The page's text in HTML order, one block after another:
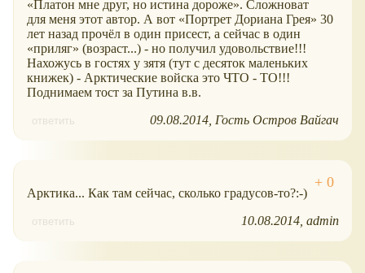
Платон мне друг, но истина дороже . Сложноват
для меня этот автор. А вот
Портрет Дориана Грея
30
лет назад прочёл в один присест, а сейчас в один
приляг
(возраст...) - но получил удовольствие!!!
Нахожусь в гостях у зятя (тут с десяток маленьких
книжек) - Арктические войска это ЧТО - ТО!!!
Поднимаем тост за Путина в.в.
ответить 09.08.2014 Гость Остров Вайгач
Арктика... Как там сейчас, сколько градусов-то?:-)
ответить 10.08.2014 admin